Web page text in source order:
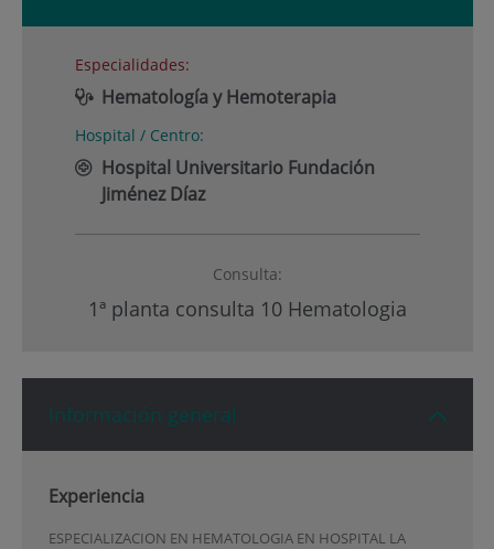
Especialidades:
Hematología y Hemoterapia
Hospital / Centro:
Hospital Universitario Fundación
Jiménez Díaz
Consulta:
1ª planta consulta 10 Hematologia
Información general
Experiencia
ESPECIALIZACION EN HEMATOLOGIA EN HOSPITAL LA